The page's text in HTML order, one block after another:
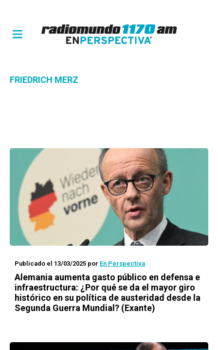
FRIEDRICH MERZ
Publicado el 13/03/2025 por En Perspectiva
Alemania aumenta gasto público en defensa e
infraestructura: ¿Por qué se da el mayor giro
histórico en su política de austeridad desde la
Segunda Guerra Mundial? (Exante)